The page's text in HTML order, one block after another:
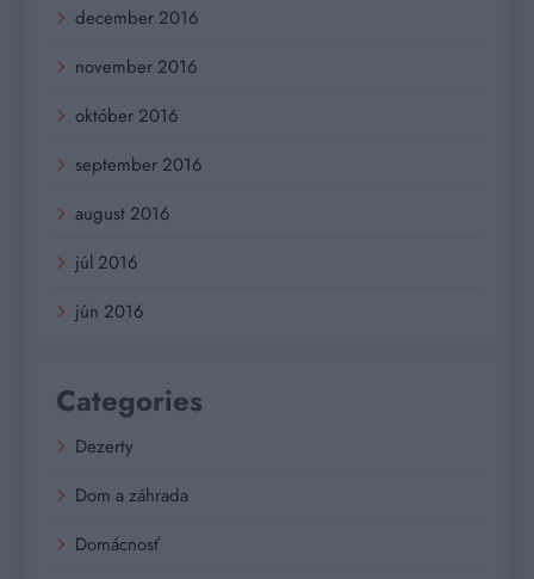
december 2016
november 2016
október 2016
september 2016
august 2016
júl 2016
jún 2016
Categories
Dezerty
Dom a záhrada
Domácnosť